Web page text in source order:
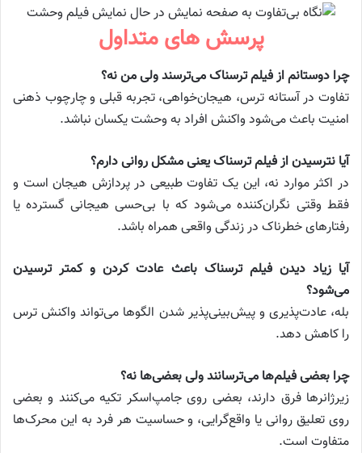
پرسش های متداول
چرا دوستانم از فیلم ترسناک می‌ترسند ولی من نه؟
تفاوت در آستانه ترس، هیجان‌خواهی، تجربه قبلی و چارچوب ذهنی
امنیت باعث می‌شود واکنش افراد به وحشت یکسان نباشد.
آیا نترسیدن از فیلم ترسناک یعنی مشکل روانی دارم؟
در اکثر موارد نه، این یک تفاوت طبیعی در پردازش هیجان است و
فقط وقتی نگران‌کننده می‌شود که با بی‌حسی هیجانی گسترده یا
رفتارهای خطرناک در زندگی واقعی همراه باشد.
آیا زیاد دیدن فیلم ترسناک باعث عادت کردن و کمتر ترسیدن
می‌شود؟
بله، عادت‌پذیری و پیش‌بینی‌پذیر شدن الگوها می‌تواند واکنش ترس
را کاهش دهد.
چرا بعضی فیلم‌ها می‌ترسانند ولی بعضی‌ها نه؟
زیرژانرها فرق دارند، بعضی روی جامپ‌اسکر تکیه می‌کنند و بعضی
روی تعلیق روانی یا واقع‌گرایی، و حساسیت هر فرد به این محرک‌ها
متفاوت است.